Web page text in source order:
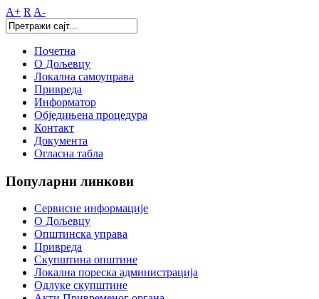
A+ R A-
Почетна
О Дољевцу
Локална самоуправа
Привреда
Информатор
Обједињена процедура
Контакт
Документа
Огласна табла
Популарни линкови
Сервисне информације
О Дољевцу
Општинска управа
Привреда
Скупштина општине
Локална пореска администрација
Одлуке скупштине